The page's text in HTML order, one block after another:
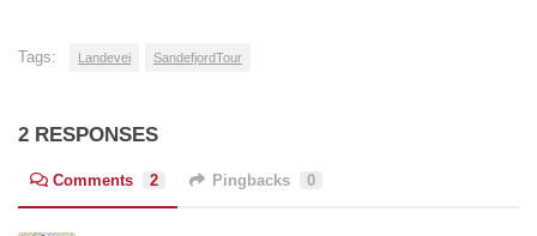
Tags: Landevei SandefjordTour
2 RESPONSES
Comments 2 Pingbacks 0